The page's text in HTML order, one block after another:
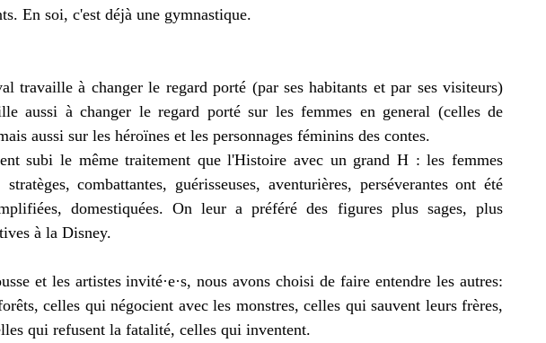
En soi, c'est déjà une gymnastique.
travaille à changer le regard porté (par ses habitants et par ses visiteurs)
aussi à changer le regard porté sur les femmes en general (celles de
aussi sur les héroïnes et les personnages féminins des contes.
subi le même traitement que l'Histoire avec un grand H : les femmes
combattantes, guérisseuses, aventurières, perséverantes ont été
domestiquées. On leur a préféré des figures plus sages, plus
à la Disney.
et les artistes invité·e·s, nous avons choisi de faire entendre les autres:
celles qui négocient avec les monstres, celles qui sauvent leurs frères,
qui refusent la fatalité, celles qui inventent.